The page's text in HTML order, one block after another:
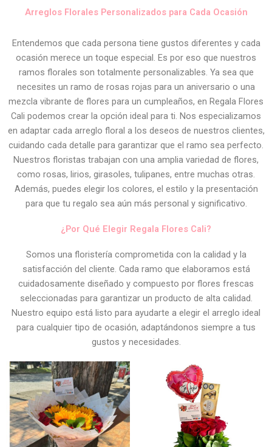
Arreglos Florales Personalizados para Cada Ocasión
Entendemos que cada persona tiene gustos diferentes y cada
ocasión merece un toque especial. Es por eso que nuestros
ramos florales son totalmente personalizables. Ya sea que
necesites un ramo de rosas rojas para un aniversario o una
mezcla vibrante de flores para un cumpleaños, en Regala Flores
Cali podemos crear la opción ideal para ti. Nos especializamos
en adaptar cada arreglo floral a los deseos de nuestros clientes,
cuidando cada detalle para garantizar que el ramo sea perfecto.
Nuestros floristas trabajan con una amplia variedad de flores,
como rosas, lirios, girasoles, tulipanes, entre muchas otras.
Además, puedes elegir los colores, el estilo y la presentación
para que tu regalo sea aún más personal y significativo.
¿Por Qué Elegir Regala Flores Cali?
Somos una floristería comprometida con la calidad y la
satisfacción del cliente. Cada ramo que elaboramos está
cuidadosamente diseñado y compuesto por flores frescas
seleccionadas para garantizar un producto de alta calidad.
Nuestro equipo está listo para ayudarte a elegir el arreglo ideal
para cualquier tipo de ocasión, adaptándonos siempre a tus
gustos y necesidades.